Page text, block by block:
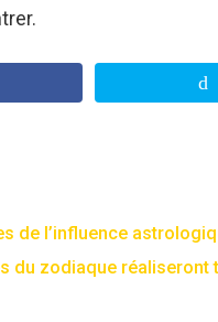
de l’influence
du zodiaque réaliseront